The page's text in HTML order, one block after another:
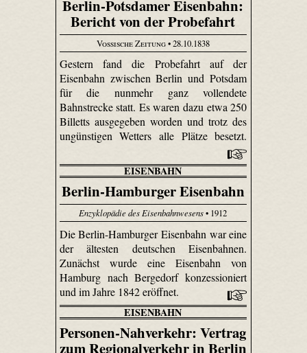
Berlin-Potsdamer Eisenbahn:
Bericht von der Probefahrt
Vossische Zeitung• 28.10.1838
Gestern fand die Probefahrt auf der
Eisenbahn zwischen Berlin und Potsdam
für die nunmehr ganz vollendete
Bahnstrecke statt. Es waren dazu etwa 250
Billetts ausgegeben worden und trotz des
ungünstigen Wetters alle Plätze besetzt.
EISENBAHN
Berlin-Hamburger Eisenbahn
Enzyklopädie des Eisenbahnwesens• 1912
Die Berlin-Hamburger Eisenbahn war eine
der ältesten deutschen Eisenbahnen.
Zunächst wurde eine Eisenbahn von
Hamburg nach Bergedorf konzessioniert
und im Jahre 1842 eröffnet.
EISENBAHN
Personen-Nahverkehr: Vertrag
zum Regionalverkehr in Berlin